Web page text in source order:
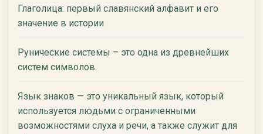
Глаголица: первый славянский алфавит и его
значение в истории
Рунические системы – это одна из древнейших
систем символов.
Язык знаков — это уникальный язык, который
используется людьми с ограниченными
возможностями слуха и речи, а также служит для